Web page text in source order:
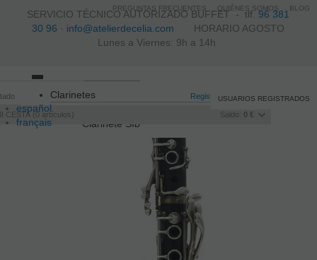
SERVICIO TÉCNICO AUTORIZADO BUFFET -tlf.96 381
30 96 · info@atelierdecelia.com HORARIO AGOSTO
Lunes a Viernes: 9h a 14h
español
français
Registro /Iniciar sesión
CESTA 0 artículos Saldo: 0 €
USUARIOS REGISTRADOS
navigation
Clarinetes
Clarinete SIb
PREGUNTAS FRECUENTES QUIÉNES SOMOS BLOG